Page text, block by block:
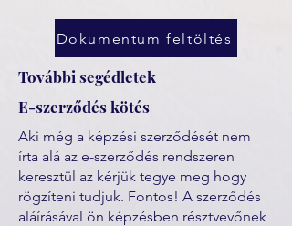
Dokumentum feltöltés
További segédletek
E-szerződés kötés
Aki még a képzési szerződését nem
írta alá az e-szerződés rendszeren
keresztül az kérjük tegye meg hogy
rögzíteni tudjuk. Fontos! A szerződés
aláírásával ön képzésben résztvevőnek